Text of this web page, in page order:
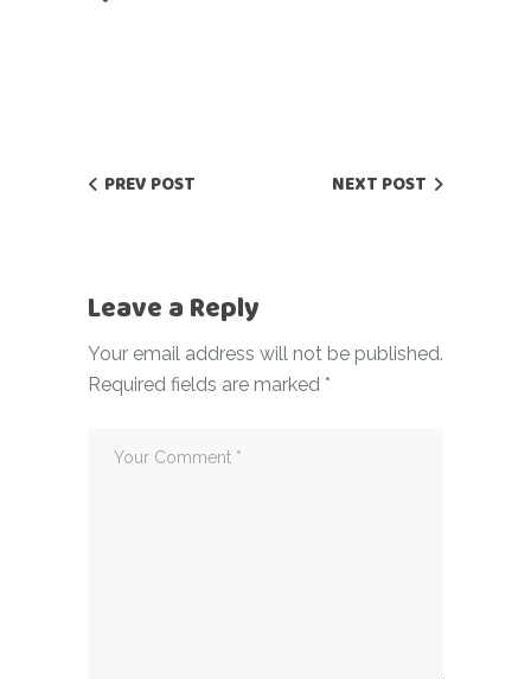
PREV POST NEXT POST
Leave a Reply
Your email address will not be published.
Required fields are marked *